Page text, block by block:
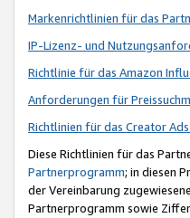
Markenrichtlinien für das
IP-Lizenz- und
Richtlinie für das Amazon
Anforderungen für
Richtlinien für das Creator
Diese Richtlinien für das
Partnerprogramm; in diesen
der Vereinbarung
Partnerprogramm sowie